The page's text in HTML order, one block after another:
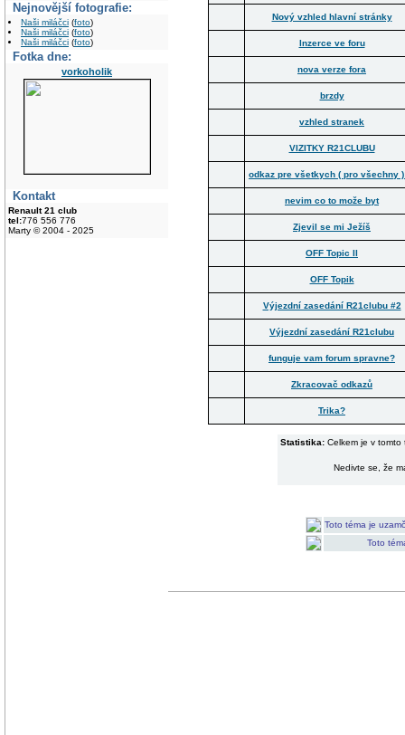
Nejnovější fotografie:
Naši miláčci (foto)
Naši miláčci (foto)
Naši miláčci (foto)
Fotka dne:
vorkoholik
Kontakt
Renault 21 club
tel:776 556 776
Marty © 2004 - 2025
Nový vzhled hlavní stránky
Inzerce ve foru
nova verze fora
brzdy
vzhled stranek
VIZITKY R21CLUBU
odkaz pre všetkych ( pro všechny )
nevim co to može byt
Zjevil se mi Ježíš
OFF Topic II
OFF Topik
Výjezdní zasedání R21clubu #2
Výjezdní zasedání R21clubu
funguje vam forum spravne?
Zkracovač odkazů
Trika?
Statistika:Celkem je v tomto
Nedivte se, že
Toto téma je
Toto